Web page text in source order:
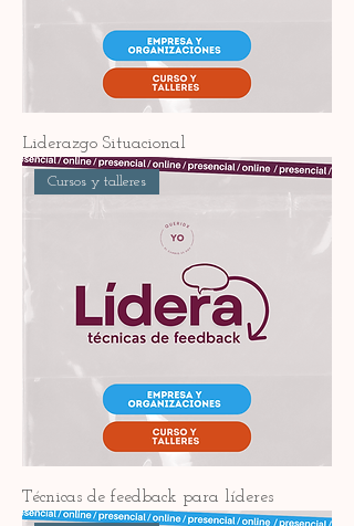
Liderazgo Situacional
Cursos y talleres
Técnicas de feedback para líderes